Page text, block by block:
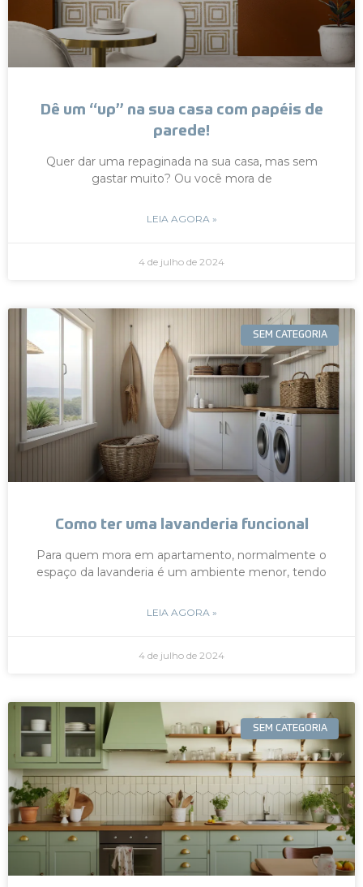
Dê um “up” na sua casa com papéis de
parede!
Quer dar uma repaginada na sua casa, mas sem
gastar muito? Ou você mora de
LEIA AGORA »
4 de julho de 2024
SEM CATEGORIA
Como ter uma lavanderia funcional
Para quem mora em apartamento, normalmente o
espaço da lavanderia é um ambiente menor, tendo
LEIA AGORA »
4 de julho de 2024
SEM CATEGORIA